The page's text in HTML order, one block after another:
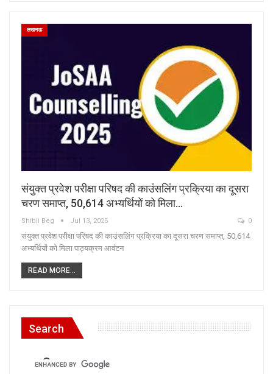
लखनऊ
संयुक्त प्रवेश परीक्षा परिषद की काउंसलिंग प्रक्रिया का दूसरा
चरण समाप्त, 50,614 अभ्यर्थियों को मिला…
Shibli Beg Jul 13, 2025 0
संयुक्त प्रवेश परीक्षा परिषद की काउंसलिंग प्रक्रिया का दूसरा चरण समाप्त, 50,614
अभ्यर्थियों को मिला पाठ्यक्रम आवंटन
READ MORE...
Search